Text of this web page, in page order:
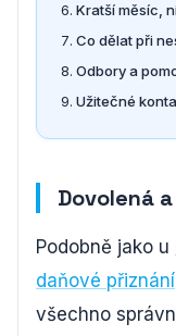
Kratší měsíc,
Co dělat při
Odbory a
Užitečné
Dovolená
Podobně jako u
daňové přiznání
všechno